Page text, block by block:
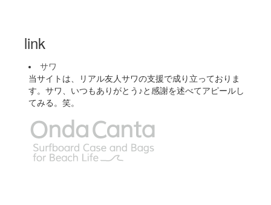
link
サワ
当サイトは、リアル友人サワの支援で成り立っておりま
す。サワ、いつもありがとう♪と感謝を述べてアピールし
てみる。笑。